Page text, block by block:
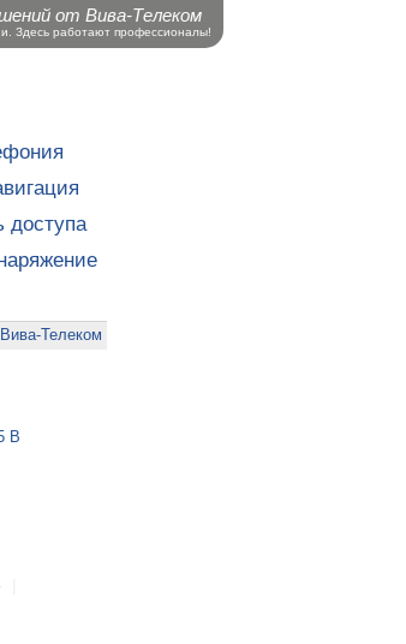
доступа
Телеком
В
от Вива-Телеком
Здесь работают профессионалы!